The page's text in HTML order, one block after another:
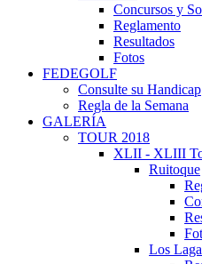
Concursos y
Reglamento
Resultados
Fotos
FEDEGOLF
Consulte su Handicap
Regla de la Semana
GALERÍA
TOUR 2018
XLII - XLIII
Ruitoque
Los